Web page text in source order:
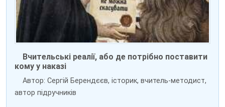
Вчительські реалії, або де потрібно поставити
кому у наказі
Автор: Сергій Берендєєв, історик, вчитель-методист,
автор підручників